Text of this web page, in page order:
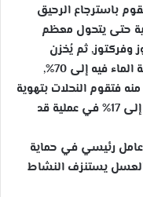
باسترجاع الرحيق
حتى يتحول معظم
وفركتوز, ثم يُخزن
العسل في الخلايا الخاصة حيث تصل نسبة الماء فيه إلى 70%,
فتقوم النحلات بتهوية
العسل بأجنحتها حتى تنخفض نسبة الماء إلى 17% في عملية قد
في العسل عند 17٪ هو عامل رئيسي في حماية
يستنزف النشاط